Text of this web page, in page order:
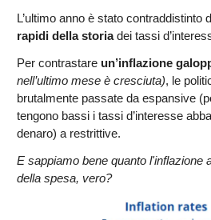
L’ultimo anno è stato contraddistinto
rapidi della storiadei tassi
Per contrastare un’inflazione
nell’ultimo mese è cresciuta), le
brutalmente passate da espansive
tengono bassi i tassi d’interesse
denaro) a restrittive.
E sappiamo bene quanto l'inflazione
della spesa, vero?